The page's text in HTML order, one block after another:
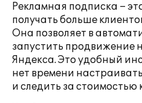
Рекламная подписка –
получать больше
Она позволяет в
запустить продвижение
Яндекса. Это удобный
нет времени
и следить за стоимостью